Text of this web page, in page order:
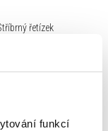
funkcí
řetízek
990 Kč